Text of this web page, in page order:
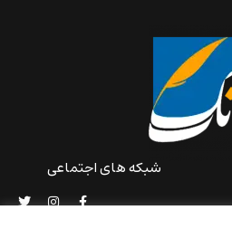
شبکه های اجتماعی